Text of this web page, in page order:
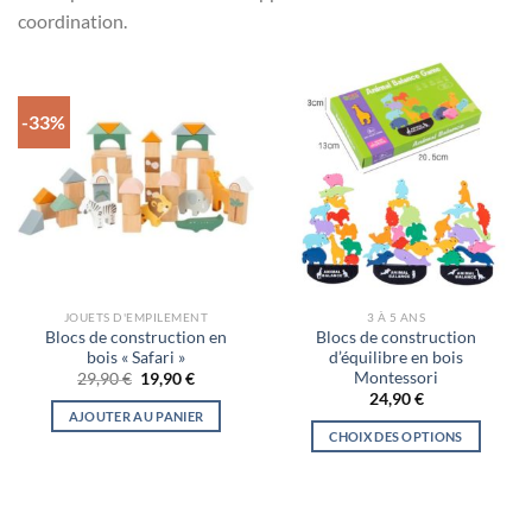
coordination.
-33%
JOUETS D'EMPILEMENT
Blocs de construction en
bois « Safari »
29,90€ Le
prix
initial
était :
19,90€Le
actuel
est :
AJOUTER AU PANIER
3 À 5 ANS
Blocs de construction
d’équilibre en bois
Montessori
24,90€
CHOIX DES OPTIONS